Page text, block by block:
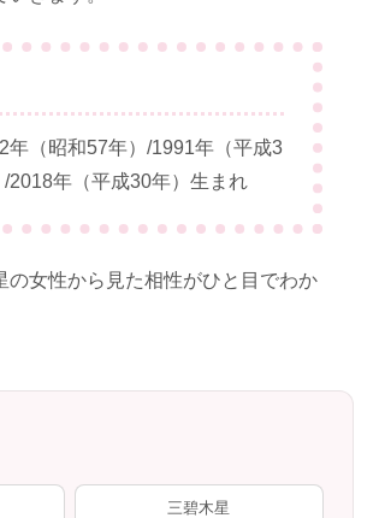
年（昭和57年）/1991年（平成3
2018年（平成30年）生まれ
の女性から見た相性がひと目でわか
三碧木星